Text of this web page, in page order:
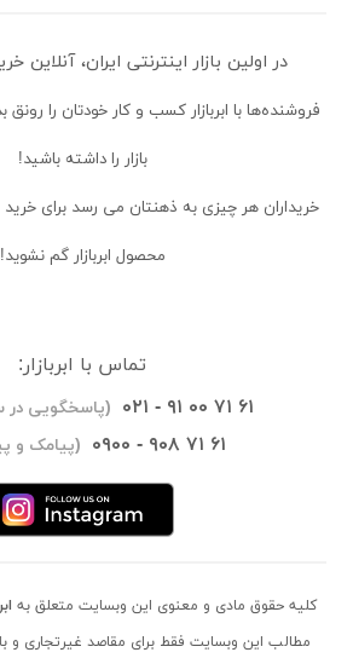
در اولین بازار اینترنتی ایران،
فروشنده‌ها با ابربازار کسب و کار خودتان را
بازار را داشته باشید!
خریداران هر چیزی به ذهنتان می رسد برای خرید
محصول ابربازار گم نشوید!
تماس با ابربازار:
۰۲۱ - ۹۱ ۰۰ ۷۱ ۶۱ (پاسخگویی در
۰۹۰۰ - ۹۰۸ ۷۱ ۶۱ (پیامک و
کلیه حقوق مادی و معنوی این وبسایت متعلق به
مطالب این وبسایت فقط برای مقاصد غیرتجاری و